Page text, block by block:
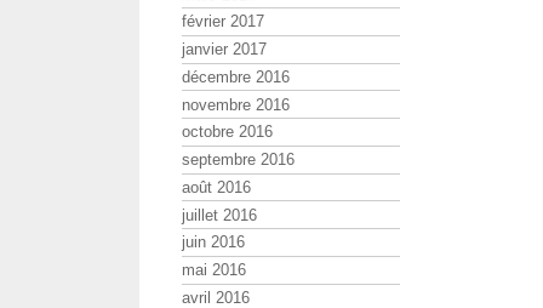
février 2017
janvier 2017
décembre 2016
novembre 2016
octobre 2016
septembre 2016
août 2016
juillet 2016
juin 2016
mai 2016
avril 2016